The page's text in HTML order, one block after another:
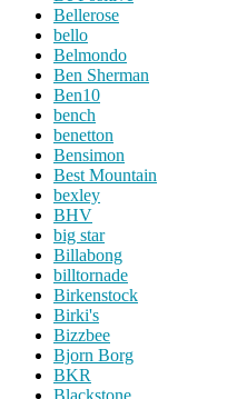
Bellerose
bello
Belmondo
Ben Sherman
Ben10
bench
benetton
Bensimon
Best Mountain
bexley
BHV
big star
Billabong
billtornade
Birkenstock
Birki's
Bizzbee
Bjorn Borg
BKR
Blackstone